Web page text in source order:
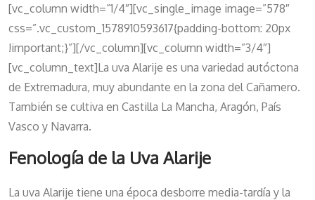
[vc_column width=”1/4″][vc_single_image image=”578″
css=”.vc_custom_1578910593617{padding-bottom: 20px
!important;}”][/vc_column][vc_column width=”3/4″]
[vc_column_text]La uva Alarije es una variedad autóctona
de Extremadura, muy abundante en la zona del Cañamero.
También se cultiva en Castilla La Mancha, Aragón, País
Vasco y Navarra.
Fenología de la Uva Alarije
La uva Alarije tiene una época desborre media-tardía y la